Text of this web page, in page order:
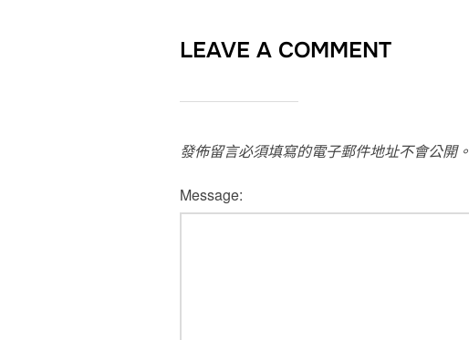
LEAVE A COMMENT
發佈留言必須填寫的電子郵件地址不會公開。
Message: